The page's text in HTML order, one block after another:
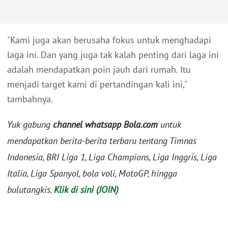
"Kami juga akan berusaha fokus untuk menghadapi
laga ini. Dan yang juga tak kalah penting dari laga ini
adalah mendapatkan poin jauh dari rumah. Itu
menjadi target kami di pertandingan kali ini,"
tambahnya.
Yuk gabung channel whatsapp Bola.com untuk
mendapatkan berita-berita terbaru tentang Timnas
Indonesia, BRI Liga 1, Liga Champions, Liga Inggris, Liga
Italia, Liga Spanyol, bola voli, MotoGP, hingga
bulutangkis.Klik di sini (JOIN)